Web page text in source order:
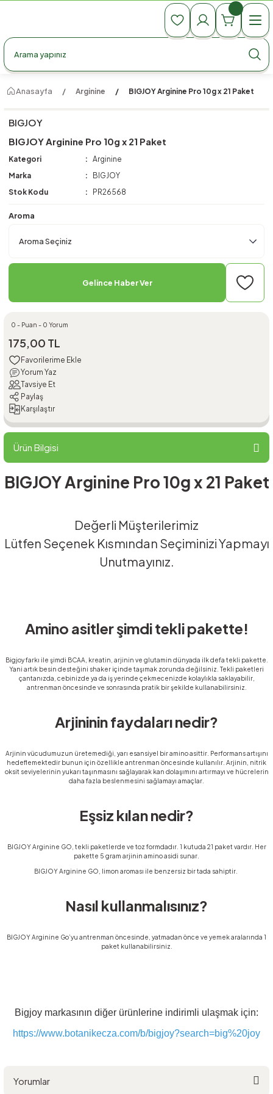
990 TL Üzeri Ücretsiz Kargo
990 TL Üzeri Ücretsiz Kargo
Anasayfa Arginine BIGJOY Arginine Pro 10g x 21 Paket
BIGJOY
BIGJOY Arginine Pro 10g x 21 Paket
Kategori
Arginine
Marka
BIGJOY
Stok Kodu
PR26568
Aroma
Gelince Haber Ver
0 - Puan - 0 Yorum
175,00 TL
Yorum Yaz
Tavsiye Et
Paylaş
Karşılaştır
Ürün Bilgisi
BIGJOY Arginine Pro 10g x 21 Paket
Değerli Müşterilerimiz
Lütfen Seçenek Kısmından Seçiminizi Yapmayı
Unutmayınız.
Amino asitler şimdi tekli pakette!
Bigjoy farkı ile şimdi BCAA, kreatin, arjinin ve glutamin dünyada ilk defa tekli pakette.
Yani artık besin desteğini shaker içinde taşımak zorunda değilsiniz. Tekli paketleri
çantanızda, cebinizde ya da iş yerinde çekmecenizde kolaylıkla saklayabilir,
antrenman öncesinde ve sonrasında pratik bir şekilde kullanabilirsiniz.
Arjininin faydaları nedir?
Arjinin vücudumuzun üretemediği, yarı esansiyel bir amino asittir. Performans artışını
hedeflemektedir bunun için özellikle antrenman öncesinde kullanılır. Arjinin, nitrik
oksit seviyelerinin yukarı taşınmasını sağlayarak kan dolaşımını artırmayı ve hücrelerin
daha fazla beslenmesini sağlamayı amaçlar.
Eşsiz kılan nedir?
BIGJOY Arginine GO, tekli paketlerde ve toz formdadır. 1 kutuda 21 paket vardır. Her
pakette 5 gram arjinin amino asidi sunar.
BIGJOY Arginine GO, limon aroması ile benzersiz bir tada sahiptir.
Nasıl kullanmalısınız?
BIGJOY Arginine Go’yu antrenman öncesinde, yatmadan önce ve yemek aralarında 1
paket kullanabilirsiniz.
Bigjoy markasının diğer ürünlerine indirimli ulaşmak için:
https://www.botanikecza.com/b/bigjoy?search=big%20joy
Yorumlar